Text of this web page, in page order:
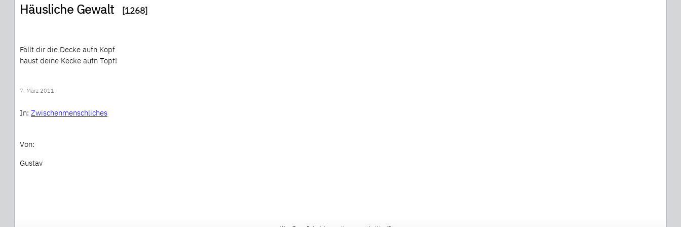
Häusliche Gewalt [1268]
Fällt dir die Decke aufn Kopf
haust deine Kecke aufn Topf!
7. März 2011
In: Zwischenmenschliches
Von:
Gustav